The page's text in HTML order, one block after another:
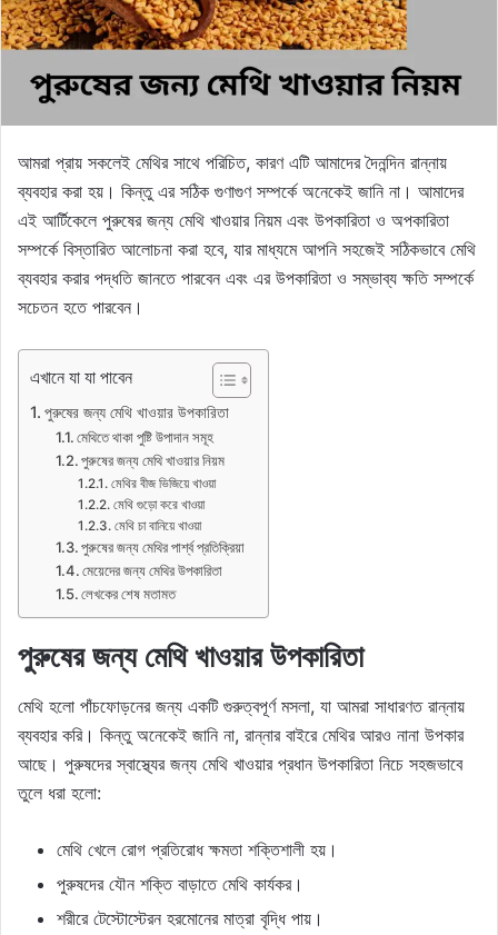
আমরা প্রায় সকলেই মেথির সাথে পরিচিত, কারণ এটি আমাদের দৈনন্দিন রান্নায়
ব্যবহার করা হয়। কিন্তু এর সঠিক গুণাগুণ সম্পর্কে অনেকেই জানি না। আমাদের
এই আর্টিকেলে পুরুষের জন্য মেথি খাওয়ার নিয়ম এবং উপকারিতা ও অপকারিতা
সম্পর্কে বিস্তারিত আলোচনা করা হবে, যার মাধ্যমে আপনি সহজেই সঠিকভাবে মেথি
ব্যবহার করার পদ্ধতি জানতে পারবেন এবং এর উপকারিতা ও সম্ভাব্য ক্ষতি সম্পর্কে
সচেতন হতে পারবেন।
এখানে যা যা পাবেন
পুরুষের জন্য মেথি খাওয়ার উপকারিতা
মেথিতে থাকা পুষ্টি উপাদান সমূহ
পুরুষের জন্য মেথি খাওয়ার নিয়ম
মেথির বীজ ভিজিয়ে খাওয়া
মেথি গুড়ো করে খাওয়া
মেথি চা বানিয়ে খাওয়া
পুরুষের জন্য মেথির পার্শ্ব প্রতিক্রিয়া
মেয়েদের জন্য মেথির উপকারিতা
লেখকের শেষ মতামত
পুরুষের জন্য মেথি খাওয়ার উপকারিতা
মেথি হলো পাঁচফোড়নের জন্য একটি গুরুত্বপূর্ণ মসলা, যা আমরা সাধারণত রান্নায়
ব্যবহার করি। কিন্তু অনেকেই জানি না, রান্নার বাইরে মেথির আরও নানা উপকার
আছে। পুরুষদের স্বাস্থ্যের জন্য মেথি খাওয়ার প্রধান উপকারিতা নিচে সহজভাবে
তুলে ধরা হলো:
মেথি খেলে রোগ প্রতিরোধ ক্ষমতা শক্তিশালী হয়।
পুরুষদের যৌন শক্তি বাড়াতে মেথি কার্যকর।
শরীরে টেস্টোস্টেরন হরমোনের মাত্রা বৃদ্ধি পায়।